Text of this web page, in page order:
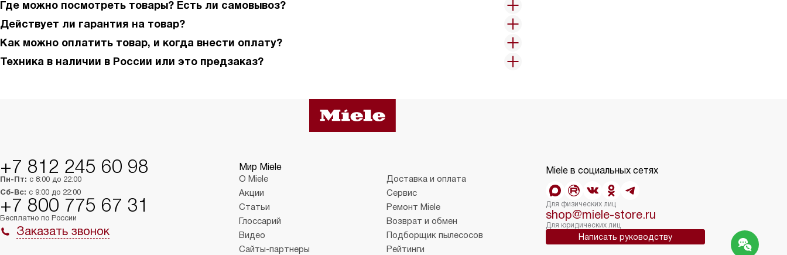
Где можно посмотреть товары? Есть ли самовывоз?
Действует ли гарантия на товар?
Как можно оплатить товар, и когда внести оплату?
Техника в наличии в России или это предзаказ?
+7 812 245 60 98
Пн-Пт: с 8:00 до 22:00
Сб-Вс: с 9:00 до 22:00
+7 800 775 67 31
Бесплатно по России
Заказать звонок
Мир Miele
О Miele
Доставка и оплата
Акции
Сервис
Статьи
Ремонт Miele
Глоссарий
Возврат и обмен
Видео
Подборщик пылесосов
Сайты-партнеры
Рейтинги
Miele в социальных сетях
Для физических лиц
shop@miele-store.ru
Для юридических лиц
Написать руководству